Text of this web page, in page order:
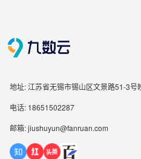
地址: 江苏省无锡市锡山区文景路51-3
电话: 18651502287
邮箱: jiushuyun@fanruan.com